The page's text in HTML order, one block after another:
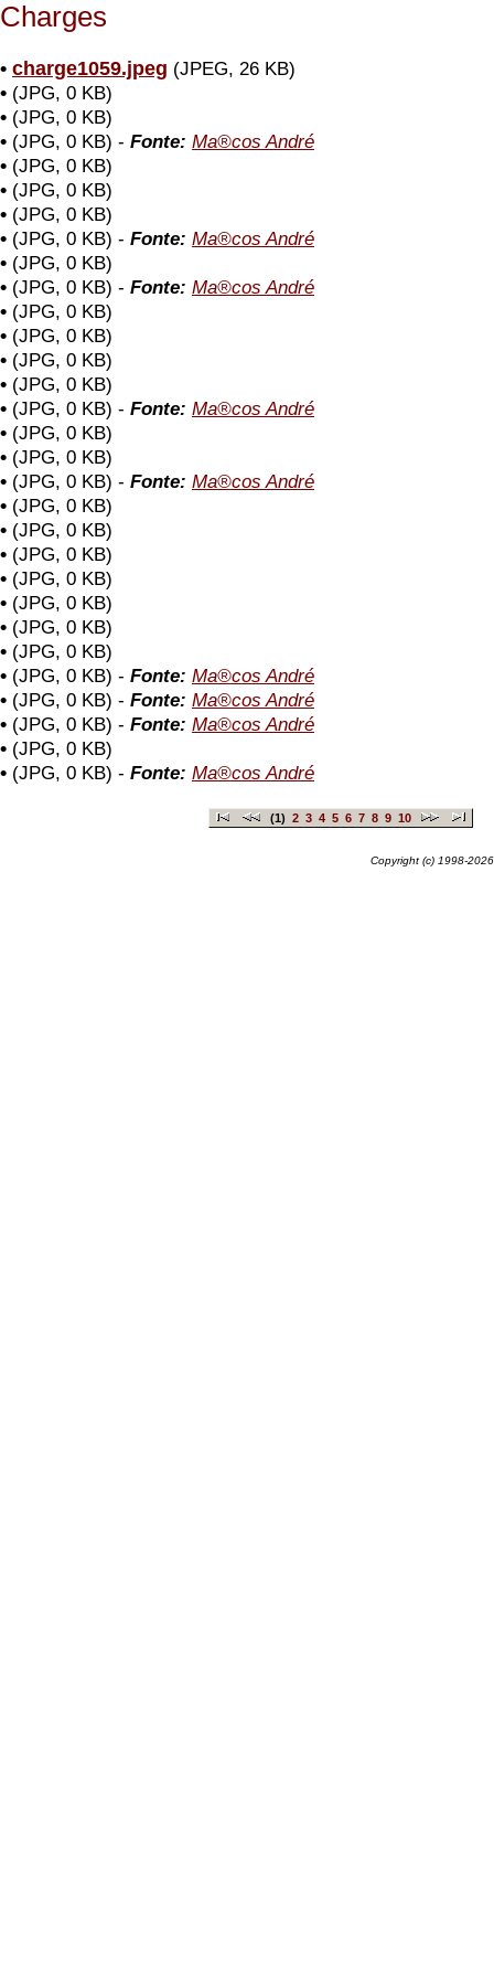
Charges
• charge1059.jpeg (JPEG, 26 KB)
• (JPG, 0 KB)
• (JPG, 0 KB)
• (JPG, 0 KB) - Fonte: Ma®cos André
• (JPG, 0 KB)
• (JPG, 0 KB)
• (JPG, 0 KB)
• (JPG, 0 KB) - Fonte: Ma®cos André
• (JPG, 0 KB)
• (JPG, 0 KB) - Fonte: Ma®cos André
• (JPG, 0 KB)
• (JPG, 0 KB)
• (JPG, 0 KB)
• (JPG, 0 KB)
• (JPG, 0 KB) - Fonte: Ma®cos André
• (JPG, 0 KB)
• (JPG, 0 KB)
• (JPG, 0 KB) - Fonte: Ma®cos André
• (JPG, 0 KB)
• (JPG, 0 KB)
• (JPG, 0 KB)
• (JPG, 0 KB)
• (JPG, 0 KB)
• (JPG, 0 KB)
• (JPG, 0 KB)
• (JPG, 0 KB) - Fonte: Ma®cos André
• (JPG, 0 KB) - Fonte: Ma®cos André
• (JPG, 0 KB) - Fonte: Ma®cos André
• (JPG, 0 KB)
• (JPG, 0 KB) - Fonte: Ma®cos André
(1) 2 3 4 5 6 7 8 9 10
Copyright (c) 1998-